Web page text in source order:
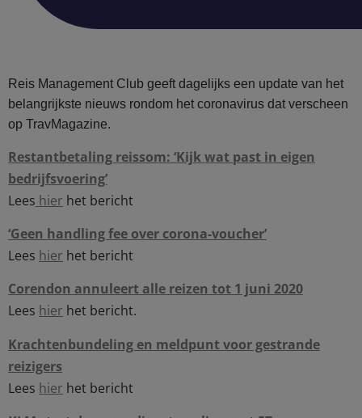
Reis Management Club geeft dagelijks een update van het
belangrijkste nieuws rondom het coronavirus dat verscheen
op TravMagazine.
Restantbetaling reissom: ‘Kijk wat past in eigen
bedrijfsvoering’
Lees hier het bericht
‘Geen handling fee over corona-voucher’
Lees hier het bericht
Corendon annuleert alle reizen tot 1 juni 2020
Lees hier het bericht.
Krachtenbundeling en meldpunt voor gestrande
reizigers
Lees hier het bericht